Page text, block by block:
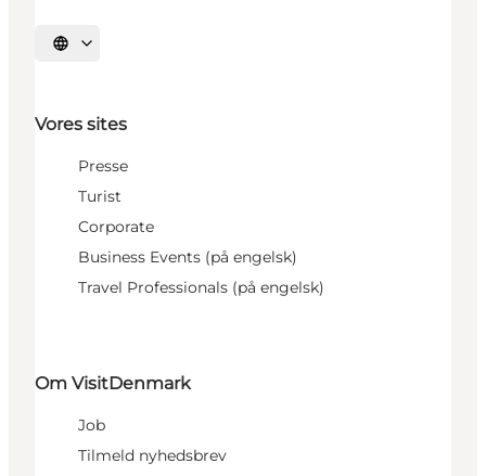
Vælg sprog
Vores sites
Presse
Turist
Corporate
Business Events (på engelsk)
Travel Professionals (på engelsk)
Om VisitDenmark
Job
Tilmeld nyhedsbrev